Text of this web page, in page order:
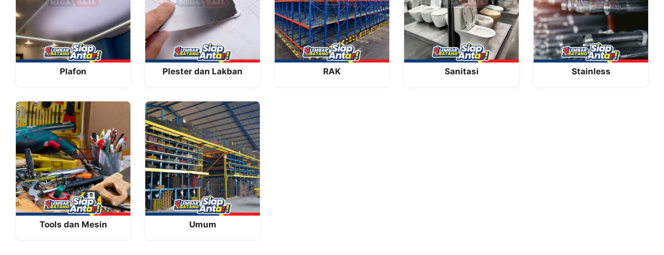
Plafon Plester dan Lakban RAK Sanitasi Stainless
Tools dan Mesin Umum